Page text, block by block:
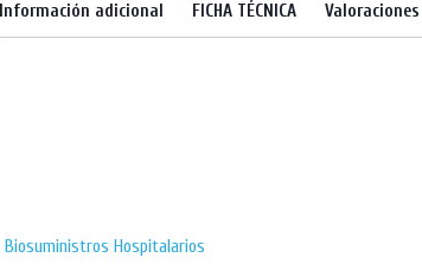
Información adicional FICHA TÉCNICA
Biosuministros Hospitalarios